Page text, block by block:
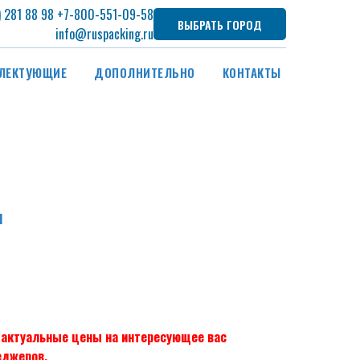
281 88 98 +7-800-551-09-58
info@ruspacking.ru
ВЫБРАТЬ ГОРОД
ДОПОЛНИТЕЛЬНО КОНТАКТЫ
цены на интересующее вас